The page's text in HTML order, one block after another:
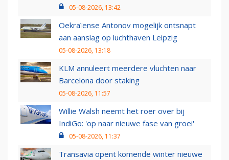
05-08-2026, 13:42
Oekraïense Antonov mogelijk ontsnapt
aan aanslag op luchthaven Leipzig
05-08-2026, 13:18
KLM annuleert meerdere vluchten naar
Barcelona door staking
05-08-2026, 11:57
Willie Walsh neemt het roer over bij
IndiGo: 'op naar nieuwe fase van groei'
05-08-2026, 11:37
Transavia opent komende winter nieuwe